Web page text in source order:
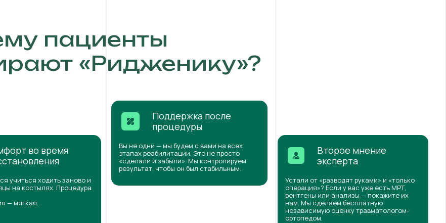
пациенты
«Ридженику»?
во время
учиться ходить заново и
на костылях. Процедура
— мягкая.
Поддержка после
процедуры
Вы не одни — мы будем с вами на всех
этапах реабилитации. Это не просто
«сделали и забыли». Мы контролируем
результат, чтобы он был стабильным.
Второе мнение
эксперта
Устали от «разводят руками» и «только
операция»? Если у вас уже есть МРТ,
рентгены или анализы — покажите их
нам. Мы сделаем бесплатную
независимую оценку травматологом-
ортопедом.